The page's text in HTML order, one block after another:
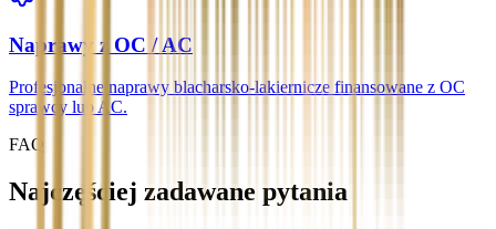
Naprawy z OC / AC
Profesjonalne naprawy blacharsko-lakiernicze finansowane z OC
sprawcy lub AC.
FAQ
Najczęściej zadawane pytania